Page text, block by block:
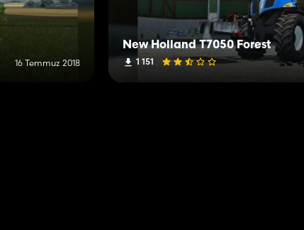
16 Temmuz 2018
New Holland T7050 Forest
1 151